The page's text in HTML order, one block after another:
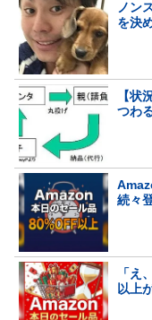
ノン
を決
【状
つわ
続々
「え
以上